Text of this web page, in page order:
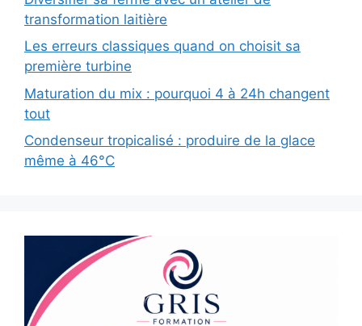
transformation laitière
Les erreurs classiques quand on choisit sa
première turbine
Maturation du mix : pourquoi 4 à 24h changent
tout
Condenseur tropicalisé : produire de la glace
même à 46°C